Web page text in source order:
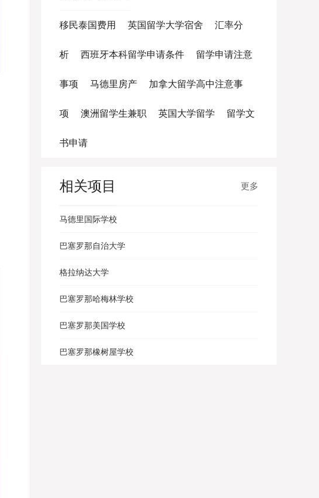
移民泰国费用 英国留学大学宿舍 汇率分
析 西班牙本科留学申请条件 留学申请注意
事项 马德里房产 加拿大留学高中注意事
项 澳洲留学生兼职 英国大学留学 留学文
书申请
相关项目 更多
马德里国际学校
巴塞罗那自治大学
格拉纳达大学
巴塞罗那哈梅林学校
巴塞罗那美国学校
巴塞罗那橡树屋学校